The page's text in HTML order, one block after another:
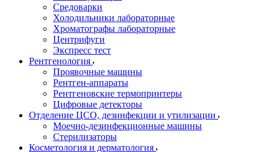
Средоварки
Холодильники лабораторные
Хроматографы лабораторные
Центрифуги
Экспресс тест
Рентгенология
Проявочные машины
Рентген-аппараты
Рентгеновские термопринтеры
Цифровые детекторы
Отделение ЦСО, дезинфекции и утилизации
Моечно-дезинфекционные машины
Стерилизаторы
Косметология и дерматология